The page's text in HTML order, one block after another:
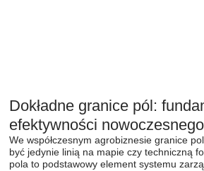
Dokładne granice pól:
efektywności
We współczesnym agrobiznesie granice
być jedynie linią na mapie czy techniczną
pola to podstawowy element systemu